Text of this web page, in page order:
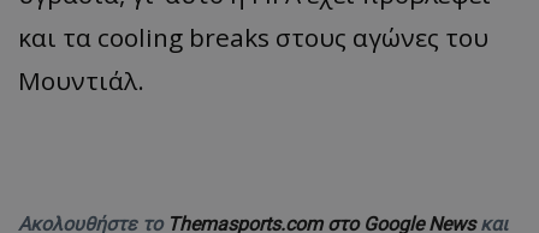
και τα cooling breaks στους αγώνες του
Μουντιάλ.
Ακολουθήστε το Themasports.com στο Google Newsκαι